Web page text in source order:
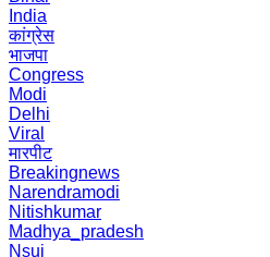
India
कांग्रेस
भाजपा
Congress
Modi
Delhi
Viral
मारपीट
Breakingnews
Narendramodi
Nitishkumar
Madhya_pradesh
Nsui